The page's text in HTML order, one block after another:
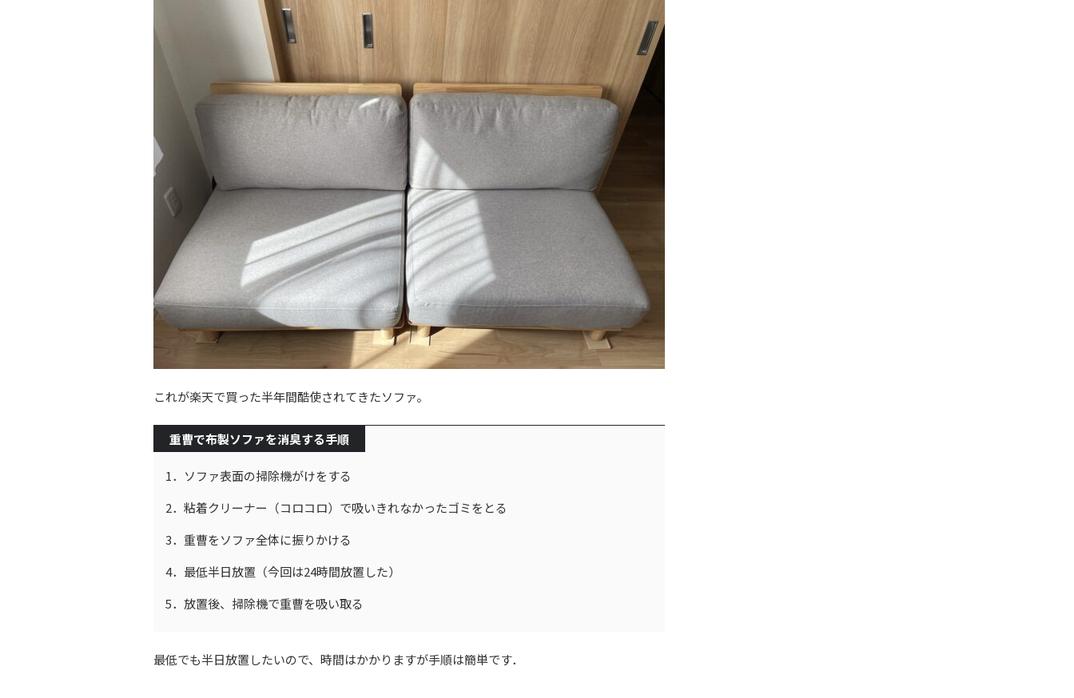
これが楽天で買った半年間酷使されてきたソファ。
重曹で布製ソファを消臭する手順
1．ソファ表面の掃除機がけをする
2．粘着クリーナー（コロコロ）で吸いきれなかったゴミをとる
3．重曹をソファ全体に振りかける
4．最低半日放置（今回は24時間放置した）
5．放置後、掃除機で重曹を吸い取る
最低でも半日放置したいので、時間はかかりますが手順は簡単です．